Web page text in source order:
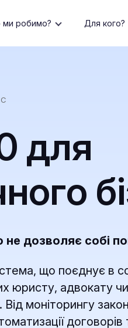
робимо? Для кого?
для
не дозволяє собі
що поєднує в
юристу, адвокату
моніторингу
договорів